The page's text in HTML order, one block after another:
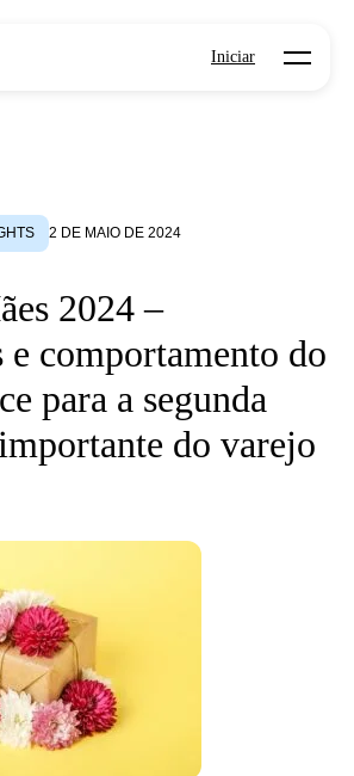
Iniciar Open
2 DE MAIO DE 2024
2024 –
e comportamento do
para a segunda
do varejo